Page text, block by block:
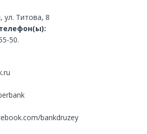
ул. Титова, 8
50.
bankdruzey